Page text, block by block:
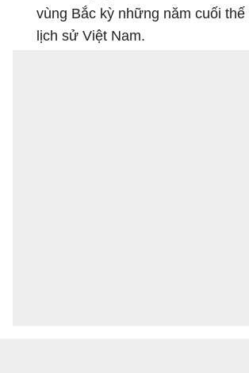
vùng Bắc kỳ những năm cuối thế
lịch sử Việt Nam.